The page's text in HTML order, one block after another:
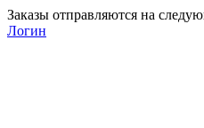
Заказы отправляются на
Логин